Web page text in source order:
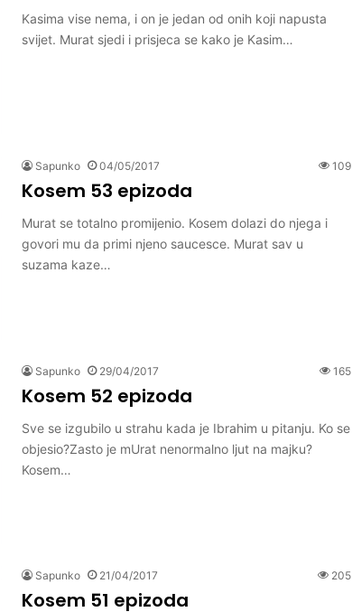
Kasima vise nema, i on je jedan od onih koji napusta
svijet. Murat sjedi i prisjeca se kako je Kasim…
Sapunko 04/05/2017 109
Kosem 53 epizoda
Murat se totalno promijenio. Kosem dolazi do njega i
govori mu da primi njeno saucesce. Murat sav u
suzama kaze…
Sapunko 29/04/2017 165
Kosem 52 epizoda
Sve se izgubilo u strahu kada je Ibrahim u pitanju. Ko se
objesio?Zasto je mUrat nenormalno ljut na majku?
Kosem…
Sapunko 21/04/2017 205
Kosem 51 epizoda